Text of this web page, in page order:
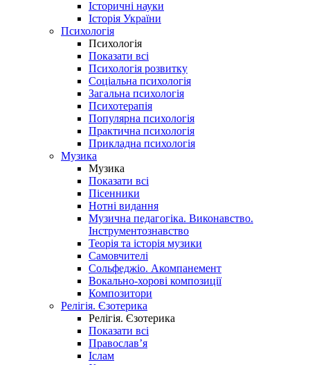
Історичні науки
Історія України
Психологія
Психологія
Показати всі
Психологія розвитку
Соціальна психологія
Загальна психологія
Психотерапія
Популярна психологія
Практична психологія
Прикладна психологія
Музика
Музика
Показати всі
Пісенники
Нотні видання
Музична педагогіка. Виконавство.
Інструментознавство
Теорія та історія музики
Самовчителі
Сольфеджіо. Акомпанемент
Вокально-хорові композиції
Композитори
Релігія. Єзотерика
Релігія. Єзотерика
Показати всі
Православ’я
Іслам